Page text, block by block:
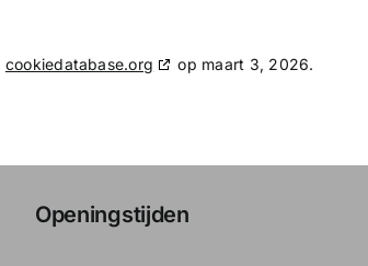
cookiedatabase.org op maart 3, 2026.
Openingstijden